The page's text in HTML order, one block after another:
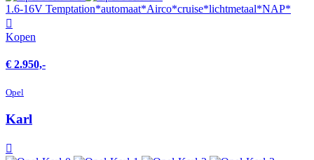
1.6-16V Temptation*automaat*Airco*cruise*lichtmetaal*NAP*
Kopen
€ 2.950,-
Opel
Karl